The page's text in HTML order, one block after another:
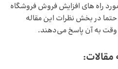
راه های افزایش فروش فروشگاه
حتما در بخش نظرات این مقاله
وقت به آن پاسخ می‌دهند.
مقالات: